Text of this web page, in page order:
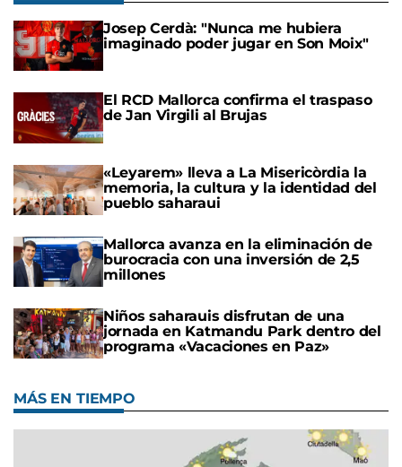
Josep Cerdà: "Nunca me hubiera
imaginado poder jugar en Son Moix"
El RCD Mallorca confirma el traspaso
de Jan Virgili al Brujas
«Leyarem» lleva a La Misericòrdia la
memoria, la cultura y la identidad del
pueblo saharaui
Mallorca avanza en la eliminación de
burocracia con una inversión de 2,5
millones
Niños saharauis disfrutan de una
jornada en Katmandu Park dentro del
programa «Vacaciones en Paz»
MÁS EN TIEMPO